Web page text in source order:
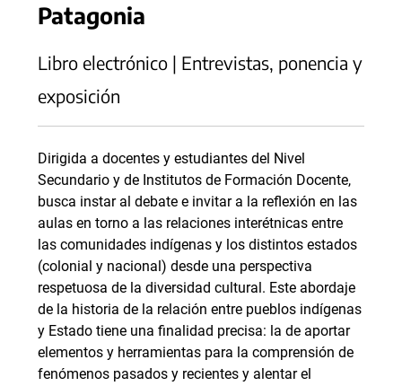
Patagonia
Libro electrónico | Entrevistas, ponencia y
exposición
Dirigida a docentes y estudiantes del Nivel
Secundario y de Institutos de Formación Docente,
busca instar al debate e invitar a la reflexión en las
aulas en torno a las relaciones interétnicas entre
las comunidades indígenas y los distintos estados
(colonial y nacional) desde una perspectiva
respetuosa de la diversidad cultural. Este abordaje
de la historia de la relación entre pueblos indígenas
y Estado tiene una finalidad precisa: la de aportar
elementos y herramientas para la comprensión de
fenómenos pasados y recientes y alentar el